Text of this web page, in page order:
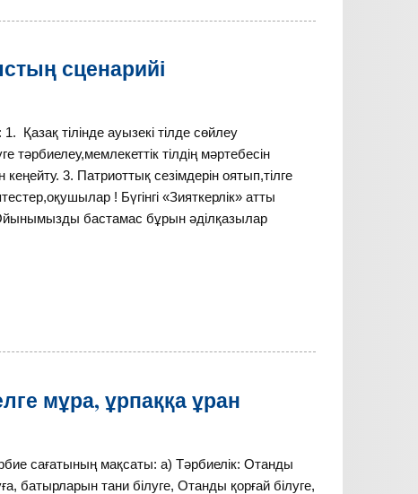
сценарийі
Қазақ тілінде ауызекі тілде сөйлеу
тәрбиелеу,мемлекеттік тілдің мәртебесін
3. Патриоттық сезімдерін оятып,тілге
! Бүгінгі «Зияткерлік» атты
бастамас бұрын әділқазылар
мұра, ұрпаққа ұран
сағатының мақсаты: а) Тәрбиелік: Отанды
тани білуге, Отанды қорғай білуге,